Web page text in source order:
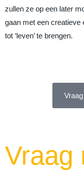
zullen ze op een later
gaan met een creatieve
tot ‘leven’ te brengen.
Vraag